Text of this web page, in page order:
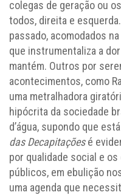
colegas de geração ou
todos, direita e
passado, acomodados
que instrumentaliza a
mantém. Outros por
acontecimentos, como
uma metralhadora
hipócrita da sociedade
d’água, supondo que
das Decapitaçõesé
por qualidade social e
públicos, em ebulição
uma agenda que